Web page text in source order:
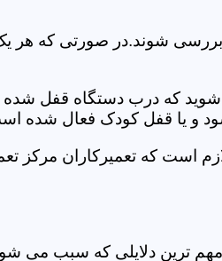
شوند.در صورتی که هر
که درب دستگاه قفل شده
و یا قفل کودک فعال شده
است که تعمیرکاران مرکز
ترین دلایلی که سبب می